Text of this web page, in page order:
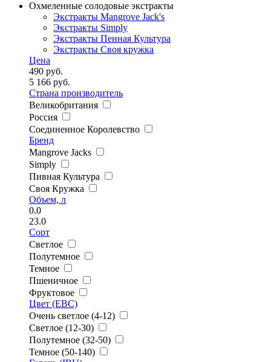
Охмеленные солодовые экстракты
Экстракты Mangrove Jack's
Экстракты Simply
Экстракты Пенная Культура
Экстракты Своя кружка
Цена
490 руб.
5 166 руб.
Страна производитель
Великобритания
Россия
Соединенное Королевство
Бренд
Mangrove Jacks
Simply
Пивная Культура
Своя Кружка
Объем, л
0.0
23.0
Сорт
Светлое
Полутемное
Темное
Пшеничное
Фруктовое
Цвет (EBC)
Очень светлое (4-12)
Светлое (12-30)
Полутемное (32-50)
Темное (50-140)